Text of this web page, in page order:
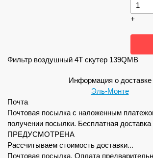
+
Фильтр воздушный 4Т скутер 139QMB
Информация о доставке
Эль-Монте
Почта
Почтовая посылка с наложенным
получении посылки. Бесплатная
ПРЕДУСМОТРЕНА
Рассчитываем стоимость доставки...
Почтовая посылка. Оплата